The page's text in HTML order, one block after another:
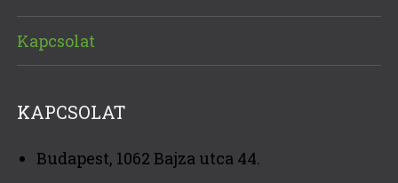
Kapcsolat
KAPCSOLAT
Budapest, 1062 Bajza utca 44.